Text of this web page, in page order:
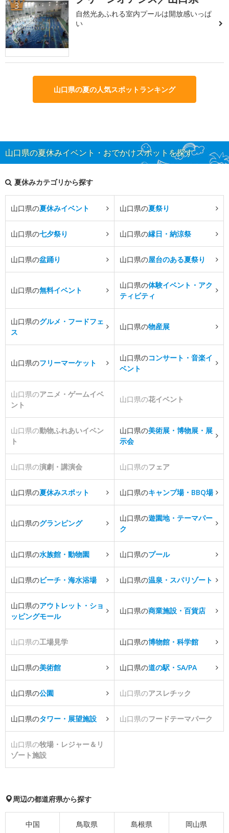
3
自然光あふれる室内プールは開放感いっぱ
い
山口県の夏の人気スポットランキング
山口県の夏休みイベント・おでかけスポットを探す
夏休みカテゴリから探す
山口県の夏休みイベント 山口県の夏祭り
山口県の七夕祭り 山口県の縁日・納涼祭
山口県の盆踊り 山口県の屋台のある夏祭り
山口県の無料イベント
山口県の体験イベント・アク
ティビティ
山口県のグルメ・フードフェ
ス
山口県の物産展
山口県のフリーマーケット
山口県のコンサート・音楽イ
ベント
山口県のアニメ・ゲームイベ
ント
山口県の花イベント
山口県の動物ふれあいイベン
ト
山口県の美術展・博物展・展
示会
山口県の演劇・講演会 山口県のフェア
山口県の夏休みスポット 山口県のキャンプ場・BBQ場
山口県のグランピング
山口県の遊園地・テーマパー
ク
山口県の水族館・動物園 山口県のプール
山口県のビーチ・海水浴場 山口県の温泉・スパリゾート
山口県のアウトレット・ショ
ッピングモール
山口県の商業施設・百貨店
山口県の工場見学 山口県の博物館・科学館
山口県の美術館 山口県の道の駅・SA/PA
山口県の公園 山口県のアスレチック
山口県のタワー・展望施設 山口県のフードテーマパーク
山口県の牧場・レジャー＆リ
ゾート施設
周辺の都道府県から探す
中国 鳥取県 島根県 岡山県